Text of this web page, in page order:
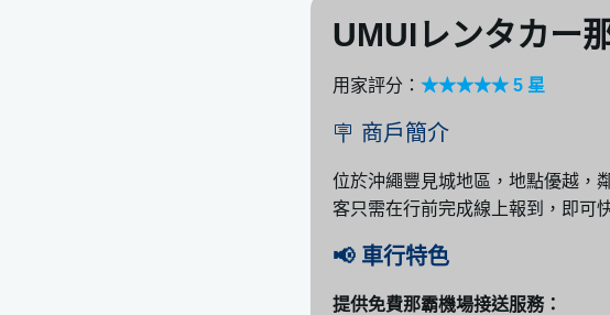
UMUIレンタカー
用家評分： ★★★★★ 5 星
🪧 商戶簡介
位於沖繩豐見城地區，地點優越，
客只需在行前完成線上報到，即可
📢 車行特色
提供免費那霸機場接送服務：